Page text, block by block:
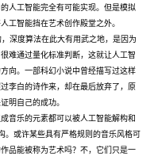
人工智能完全有可能实现。但是模拟
工智能挡在艺术创作殿堂之外。
度算法在此大有用武之地，是因为
难通过量化标准判断，这就让人工智
向。一部科幻小说中曾经描写过这样
李白的诗作来，却在最后放弃了，原
明自己的成功。
乐的元素都可以被人工智能解构和
。或许某些具有严格规则的音乐风格可
品能被称为艺术吗？不，它们只是一